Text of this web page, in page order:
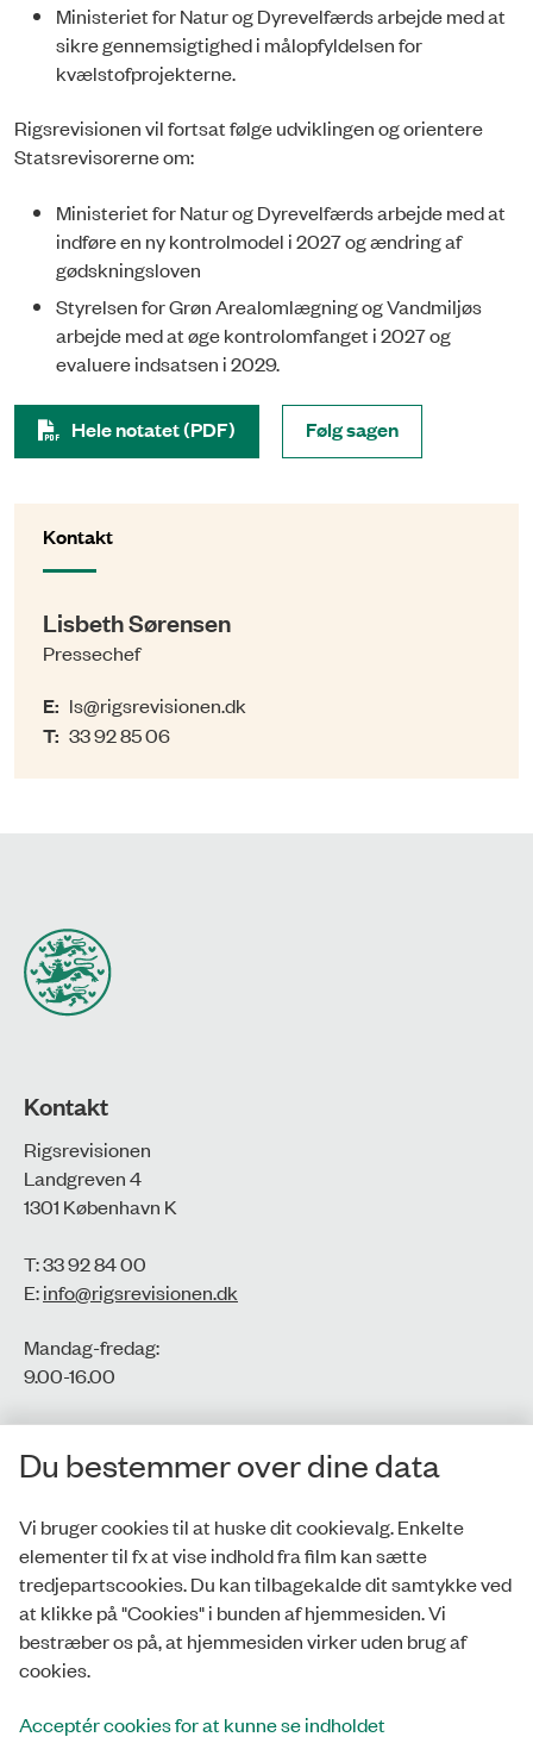
Ministeriet for Natur og Dyrevelfærds arbejde med at
sikre gennemsigtighed i målopfyldelsen for
kvælstofprojekterne.
Rigsrevisionen vil fortsat følge udviklingen og orientere
Statsrevisorerne om:
Ministeriet for Natur og Dyrevelfærds arbejde med at
indføre en ny kontrolmodel i 2027 og ændring af
gødskningsloven
Styrelsen for Grøn Arealomlægning og Vandmiljøs
arbejde med at øge kontrolomfanget i 2027 og
evaluere indsatsen i 2029.
Hele notatet (PDF) Følg sagen
Kontakt
Lisbeth Sørensen
Pressechef
E: ls@rigsrevisionen.dk
T: 33 92 85 06
Kontakt
Rigsrevisionen
Landgreven 4
1301 København K
T: 33 92 84 00
E:info@rigsrevisionen.dk
Mandag-fredag:
9.00-16.00​
CVR-nr.: 77806113
EAN-nr.: 5798000016002
Privatlivspolitik
Whistleblowerordning
Tilgængelighedserklæring
Du bestemmer over dine data
Vi bruger cookies til at huske dit cookievalg. Enkelte
elementer til fx at vise indhold fra film kan sætte
tredjepartscookies. Du kan tilbagekalde dit samtykke ved
at klikke på "Cookies" i bunden af hjemmesiden. Vi
bestræber os på, at hjemmesiden virker uden brug af
cookies.
Acceptér cookies for at kunne se indholdet